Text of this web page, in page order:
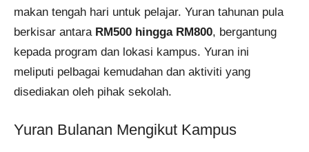
makan tengah hari untuk pelajar. Yuran tahunan pula
berkisar antara RM500 hingga RM800, bergantung
kepada program dan lokasi kampus. Yuran ini
meliputi pelbagai kemudahan dan aktiviti yang
disediakan oleh pihak sekolah.
Yuran Bulanan Mengikut Kampus